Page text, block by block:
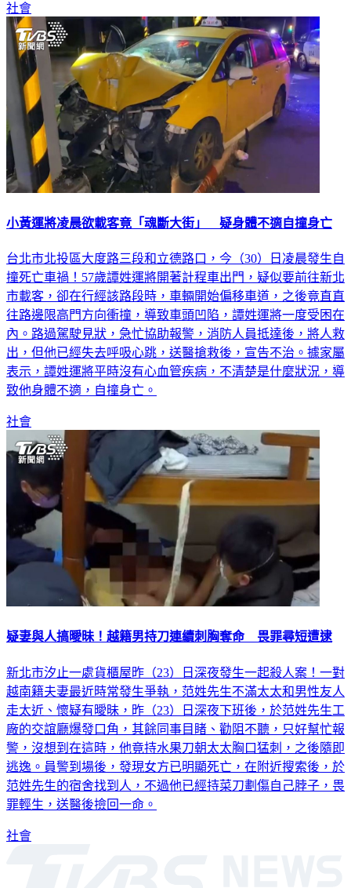
社會
小黃運將凌晨欲載客竟「魂斷大街」 疑身體不適自撞身亡
台北市北投區大度路三段和立德路口，今（30）日凌晨發生自
撞死亡車禍！57歲譚姓運將開著計程車出門，疑似要前往新北
市載客，卻在行經該路段時，車輛開始偏移車道，之後竟直直
往路邊限高門方向衝撞，導致車頭凹陷，譚姓運將一度受困在
內。路過駕駛見狀，急忙協助報警，消防人員抵達後，將人救
出，但他已經失去呼吸心跳，送醫搶救後，宣告不治。據家屬
表示，譚姓運將平時沒有心血管疾病，不清楚是什麼狀況，導
致他身體不適，自撞身亡。
社會
疑妻與人搞曖昧！越籍男持刀連續刺胸奪命 畏罪尋短遭逮
新北市汐止一處貨櫃屋昨（23）日深夜發生一起殺人案！一對
越南籍夫妻最近時常發生爭執，范姓先生不滿太太和男性友人
走太近、懷疑有曖昧，昨（23）日深夜下班後，於范姓先生工
廠的交誼廳爆發口角，其餘同事目睹、勸阻不聽，只好幫忙報
警，沒想到在這時，他竟持水果刀朝太太胸口猛刺，之後隨即
逃逸。員警到場後，發現女方已明顯死亡，在附近搜索後，於
范姓先生的宿舍找到人，不過他已經持菜刀劃傷自己脖子，畏
罪輕生，送醫後撿回一命。
社會